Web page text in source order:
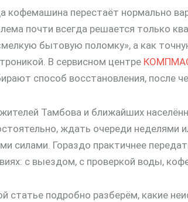
кофемашина перестаёт нормально
почти всегда решается только
бытовую поломку», а как
В сервисном центре
способ восстановления, после
Тамбова и ближайших
ждать очереди неделями
силами. Гораздо практичнее
с выездом, с проверкой воды,
статье подробно разберём, какие